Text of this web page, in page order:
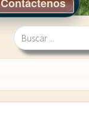
Contáctenos
Buscar: